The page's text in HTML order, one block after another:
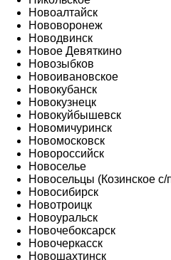
Новоалтайск
Нововоронеж
Новодвинск
Новое Девяткино
Новозыбков
Новоивановское
Новокубанск
Новокузнецк
Новокуйбышевск
Новомичуринск
Новомосковск
Новороссийск
Новоселье
Новосельцы (Козинское с/
Новосибирск
Новотроицк
Новоуральск
Новочебоксарск
Новочеркасск
Новошахтинск